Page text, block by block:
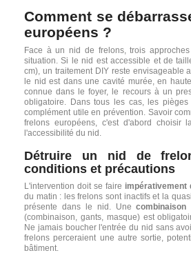
Comment se
européens ?
Face à un nid de frelons, trois
situation. Si le nid est accessible et de
cm), un traitement DIY reste envisageable
le nid est dans une cavité murée, en
connue dans le foyer, le recours à un
obligatoire. Dans tous les cas, les
complément utile en prévention. Savoir
frelons européens, c'est d'abord choisir
l'accessibilité du nid.
Détruire un nid de
conditions et précautions
L'intervention doit se faire impérativement
du matin : les frelons sont inactifs et la
présente dans le nid. Une
(combinaison, gants, masque) est
Ne jamais boucher l'entrée du nid sans
frelons perceraient une autre sortie,
bâtiment.